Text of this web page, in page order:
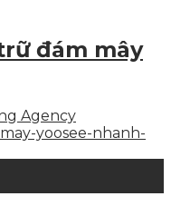
đám mây
Agency